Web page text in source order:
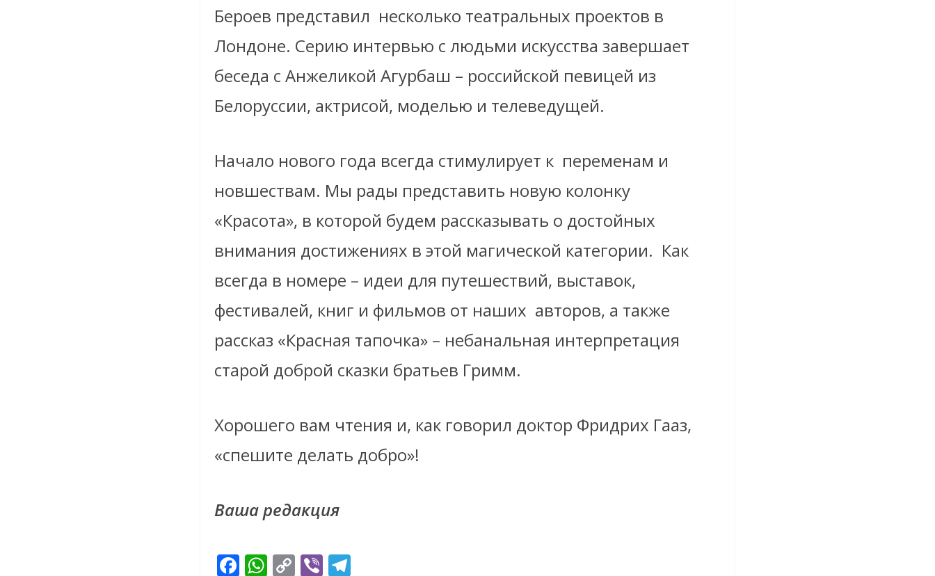
Бероев представил несколько театральных проектов в
Лондоне. Серию интервью с людьми искусства завершает
беседа с Анжеликой Агурбаш – российской певицей из
Белоруссии, актрисой, моделью и телеведущей.
Начало нового года всегда стимулирует к переменам и
новшествам. Мы рады представить новую колонку
«Красота», в которой будем рассказывать о достойных
внимания достижениях в этой магической категории. Как
всегда в номере – идеи для путешествий, выставок,
фестивалей, книг и фильмов от наших авторов, а также
рассказ «Красная тапочка» – небанальная интерпретация
старой доброй сказки братьев Гримм.
Хорошего вам чтения и, как говорил доктор Фридрих Гааз,
«спешите делать добро»!
Ваша редакция
F W C Vi